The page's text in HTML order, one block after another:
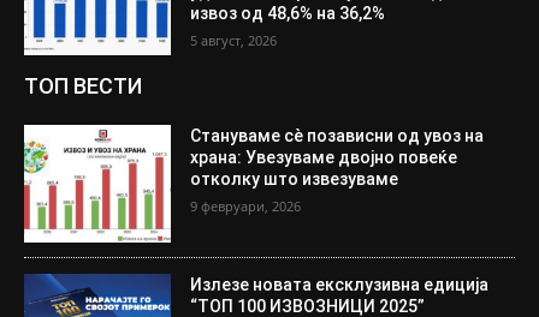
извоз од 48,6% на 36,2%
5 август, 2026
ТОП ВЕСТИ
Стануваме сè позависни од увоз на
храна: Увезуваме двојно повеќе
отколку што извезуваме
9 февруари, 2026
Излезе новата ексклузивна едиција
“ТОП 100 ИЗВОЗНИЦИ 2025”